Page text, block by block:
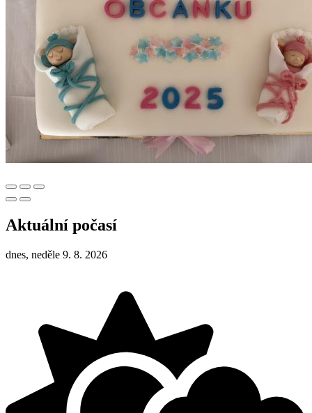
Aktuální počasí
dnes, neděle 9. 8. 2026